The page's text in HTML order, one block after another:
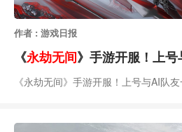
作者 : 游戏日报
《永劫无间》手游开服！上
《永劫无间》手游开服！上号与AI队